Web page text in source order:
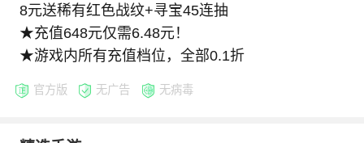
8元送稀有红色战纹+寻宝45连抽
★充值648元仅需6.48元！
★游戏内所有充值档位，全部0.1折
官方版 无广告 无病毒